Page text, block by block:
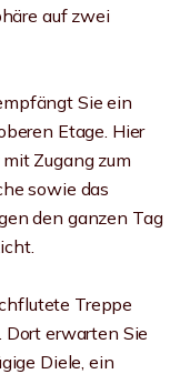
auf zwei
Sie ein
Etage. Hier
Zugang zum
sowie das
den ganzen Tag
Treppe
erwarten Sie
Diele, ein